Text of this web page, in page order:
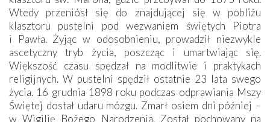
Wtedy przeniósł się do znajdującej się w pobliżu
klasztoru pustelni pod wezwaniem świętych Piotra
i Pawła. Żyjąc w odosobnieniu, prowadził niezwykle
ascetyczny tryb życia, poszcząc i umartwiając się.
Większość czasu spędzał na modlitwie i praktykach
religijnych. W pustelni spędził ostatnie 23 lata swego
życia. 16 grudnia 1898 roku podczas odprawiania Mszy
Świętej dostał udaru mózgu. Zmarł osiem dni później –
w Wigilię Bożego Narodzenia. Został pochowany na